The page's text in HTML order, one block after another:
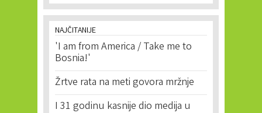
NAJČITANIJE
'I am from America / Take me to
Bosnia!'
Žrtve rata na meti govora mržnje
I 31 godinu kasnije dio medija u